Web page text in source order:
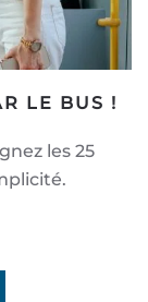
LE BUS !
les 25